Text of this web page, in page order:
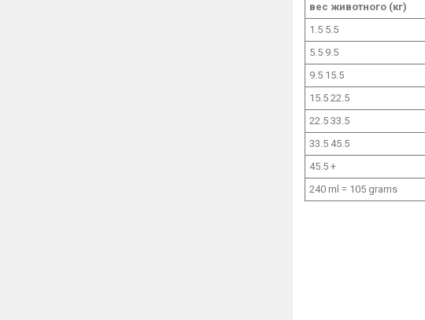
вес животного (кг)
1.5 5.5
5.5 9.5
9.5 15.5
15.5 22.5
22.5 33.5
33.5 45.5
45.5 +
240 ml = 105 grams